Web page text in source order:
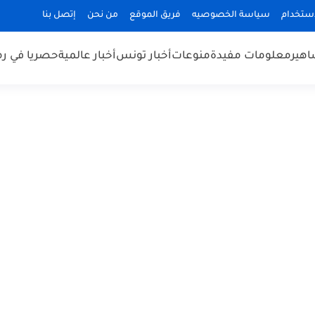
سياسة الخصوصيه فريق الموقع من نحن إتصل بنا
معلومات مفيدةمنوعاتأخبار تونسأخبار عالميةحصريا في